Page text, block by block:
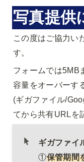
写真提供
この度はご協力い
す。
フォームでは5MB
容量をオーバーす
(ギガファイル/
てから共有URLを
ギガファイ
①保管期間